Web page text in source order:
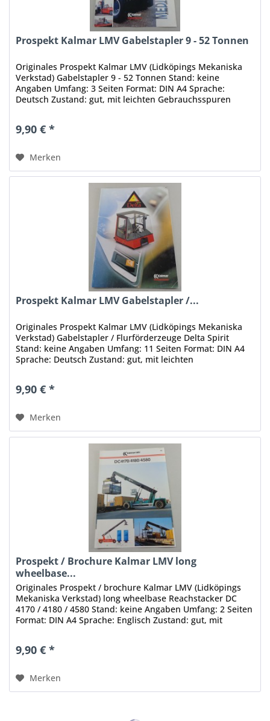
Prospekt Kalmar LMV Gabelstapler 9 - 52 Tonnen
Originales Prospekt Kalmar LMV (Lidköpings Mekaniska
Verkstad) Gabelstapler 9 - 52 Tonnen Stand: keine
Angaben Umfang: 3 Seiten Format: DIN A4 Sprache:
Deutsch Zustand: gut, mit leichten Gebrauchsspuren
9,90 € *
Merken
Prospekt Kalmar LMV Gabelstapler /...
Originales Prospekt Kalmar LMV (Lidköpings Mekaniska
Verkstad) Gabelstapler / Flurförderzeuge Delta Spirit
Stand: keine Angaben Umfang: 11 Seiten Format: DIN A4
Sprache: Deutsch Zustand: gut, mit leichten
9,90 € *
Merken
Prospekt / Brochure Kalmar LMV long
wheelbase...
Originales Prospekt / brochure Kalmar LMV (Lidköpings
Mekaniska Verkstad) long wheelbase Reachstacker DC
4170 / 4180 / 4580 Stand: keine Angaben Umfang: 2 Seiten
Format: DIN A4 Sprache: Englisch Zustand: gut, mit
9,90 € *
Merken